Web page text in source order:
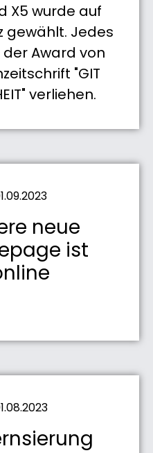
X5 wurde auf
gewählt. Jedes
Award von
"GIT
verliehen.
neue
ist